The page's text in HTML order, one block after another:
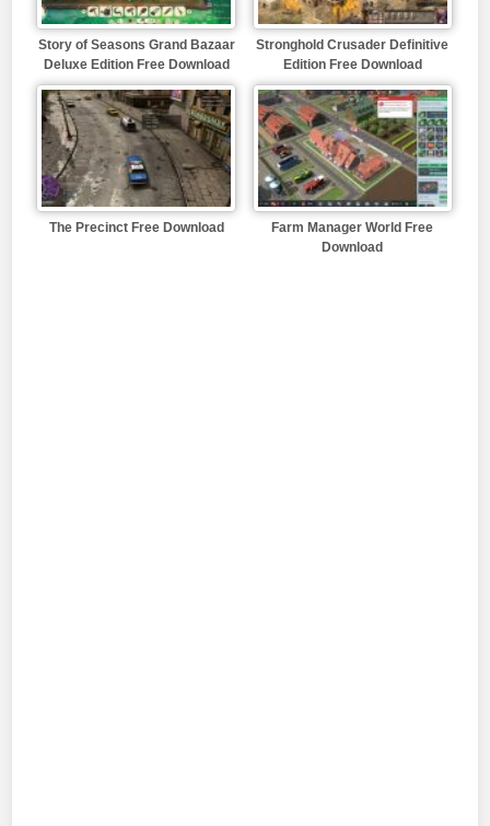
Story of Seasons Grand Bazaar
Deluxe Edition Free Download
Stronghold Crusader Definitive
Edition Free Download
The Precinct Free Download
Farm Manager World Free
Download